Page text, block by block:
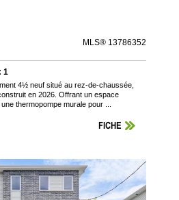
MLS® 13786352
1
4½ neuf situé au rez-de-chaussée,
en 2026. Offrant un espace
thermopompe murale pour ...
FICHE